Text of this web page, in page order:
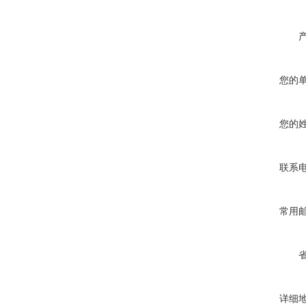
您的
您的
联系
常用
详细